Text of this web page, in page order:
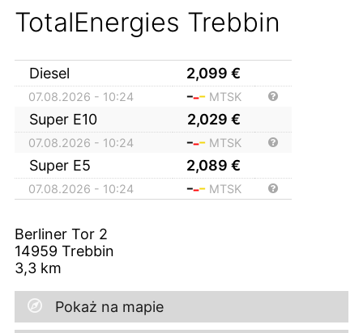
TotalEnergies Trebbin
Diesel 2,099 €
07.08.2026 - 10:24 MTSK
Super E10 2,029 €
07.08.2026 - 10:24 MTSK
Super E5 2,089 €
07.08.2026 - 10:24 MTSK
Berliner Tor 2
14959 Trebbin
3,3 km
Pokaż na mapie